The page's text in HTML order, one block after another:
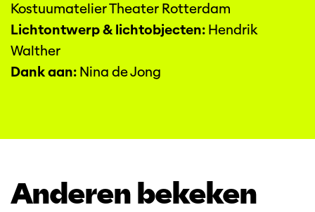
Kostuumatelier Theater Rotterdam
Lichtontwerp & lichtobjecten: Hendrik
Walther
Dank aan: Nina de Jong
Anderen bekeken